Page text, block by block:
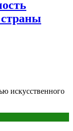
искусственного